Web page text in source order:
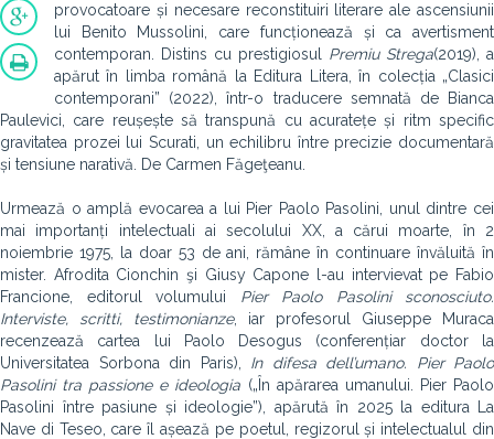
provocatoare și necesare reconstituiri literare ale ascensiunii
lui Benito Mussolini, care funcționează și ca avertisment
contemporan. Distins cu prestigiosul Premiu Strega(2019), a
apărut în limba română la Editura Litera, în colecția „Clasici
contemporani” (2022), într-o traducere semnată de Bianca
Paulevici, care reușește să transpună cu acuratețe și ritm specific
gravitatea prozei lui Scurati, un echilibru între precizie documentară
și tensiune narativă. De Carmen Făgeţeanu.
Urmează o amplă evocarea a lui Pier Paolo Pasolini, unul dintre cei
mai importanți intelectuali ai secolului XX, a cărui moarte, în 2
noiembrie 1975, la doar 53 de ani, rămâne în continuare învăluită în
mister. Afrodita Cionchin şi Giusy Capone l-au intervievat pe Fabio
Francione, editorul volumului Pier Paolo Pasolini sconosciuto.
Interviste, scritti, testimonianze, iar profesorul Giuseppe Muraca
recenzează cartea lui Paolo Desogus (conferențiar doctor la
Universitatea Sorbona din Paris), In difesa dell’umano. Pier Paolo
Pasolini tra passione e ideologia („În apărarea umanului. Pier Paolo
Pasolini între pasiune și ideologie”), apărută în 2025 la editura La
Nave di Teseo, care îl așează pe poetul, regizorul și intelectualul din